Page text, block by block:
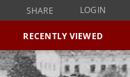
SHARE LOGIN
RECENTLY VIEWED